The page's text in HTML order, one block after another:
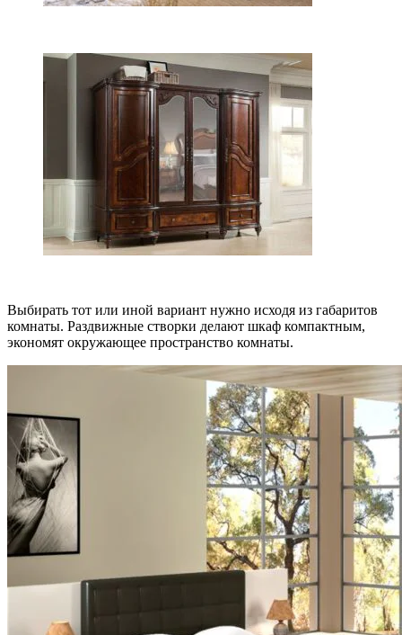
Выбирать тот или иной вариант нужно исходя из габаритов
комнаты. Раздвижные створки делают шкаф компактным,
экономят окружающее пространство комнаты.